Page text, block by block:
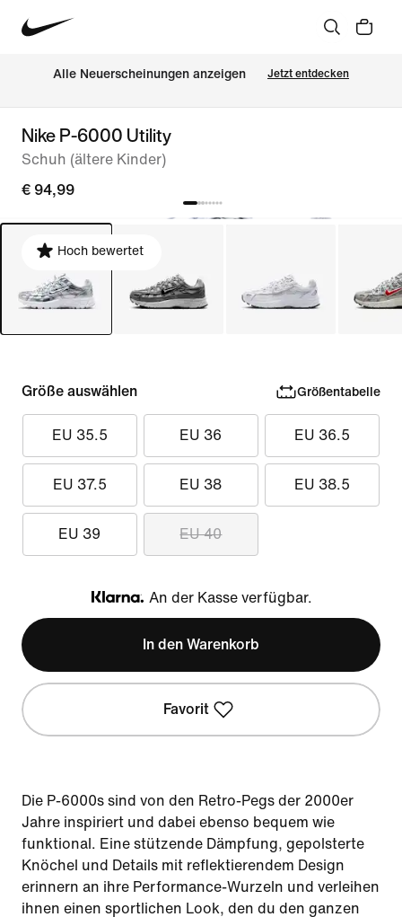
Alle Neuerscheinungen anzeigen Jetzt entdecken
Nike P-6000 Utility
Schuh (ältere Kinder)
€ 94,99
Hoch bewertet
Größe auswählen Größentabelle
EU 35.5 EU 36 EU 36.5
EU 37.5 EU 38 EU 38.5
EU 39 EU 40
Klarna
An der Kasse verfügbar.
In den Warenkorb
Favorit
Die P-6000s sind von den Retro-Pegs der 2000er
Jahre inspiriert und dabei ebenso bequem wie
funktional. Eine stützende Dämpfung, gepolsterte
Knöchel und Details mit reflektierendem Design
erinnern an ihre Performance-Wurzeln und verleihen
ihnen einen sportlichen Look, den du den ganzen